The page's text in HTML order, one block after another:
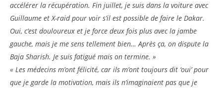
accélérer la récupération. Fin juillet, je suis dans la voiture avec
Guillaume et X-raid pour voir s’il est possible de faire le Dakar.
Oui, c’est douloureux et je force deux fois plus avec la jambe
gauche, mais je me sens tellement bien… Après ça, on dispute la
Baja Sharish. Je suis fatigué mais on termine. »
« Les médecins m’ont félicité, car ils m’ont toujours dit ‘oui’ pour
que je garde la motivation, mais ils n’imaginaient pas que je